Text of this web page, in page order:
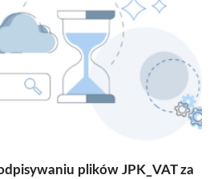
plików JPK_VAT za